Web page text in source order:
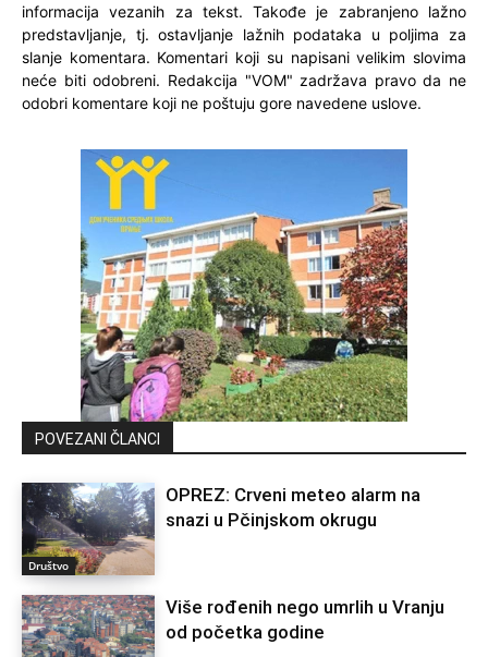
informacija vezanih za tekst. Takođe je zabranjeno lažno
predstavljanje, tj. ostavljanje lažnih podataka u poljima za
slanje komentara. Komentari koji su napisani velikim slovima
neće biti odobreni. Redakcija "VOM" zadržava pravo da ne
odobri komentare koji ne poštuju gore navedene uslove.
POVEZANI ČLANCI
Društvo
OPREZ: Crveni meteo alarm na
snazi u Pčinjskom okrugu
Više rođenih nego umrlih u Vranju
od početka godine